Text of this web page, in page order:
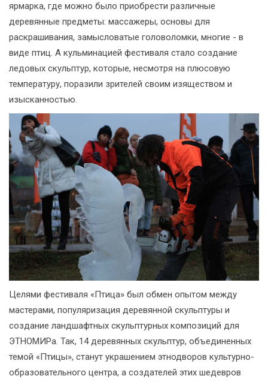
ярмарка, где можно было приобрести различные
деревянные предметы: массажеры, основы для
раскрашивания, замысловатые головоломки, многие - в
виде птиц. А кульминацией фестиваля стало создание
ледовых скульптур, которые, несмотря на плюсовую
температуру, поразили зрителей своим изяществом и
изысканностью.
Целями фестиваля «Птица» был обмен опытом между
мастерами, популяризация деревянной скульптуры и
создание ландшафтных скульптурных композиций для
ЭТНОМИРа. Так, 14 деревянных скульптур, объединенных
темой «Птицы», станут украшением этнодворов культурно-
образовательного центра, а создателей этих шедевров